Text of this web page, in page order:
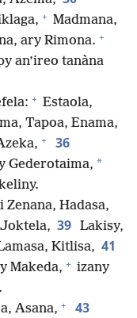
+ Madmana,
ary Rimona. +
an’ireo tanàna
+ Estaola,
Tapoa, Enama,
+ 36
Gederotaima, *
Zenana, Hadasa,
39 Lakisy,
Kitlisa, 41
Makeda, + izany
Asana, + 43